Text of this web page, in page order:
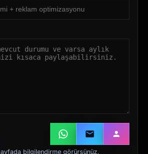
bilgilendirme görürsünüz.